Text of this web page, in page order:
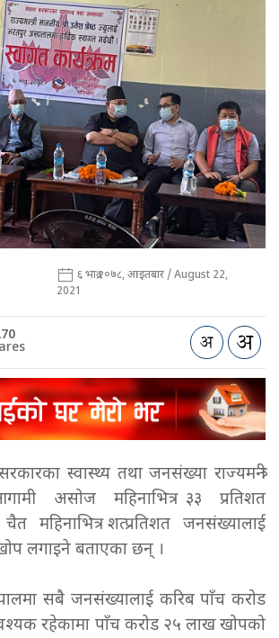
६ भाद्र २०७८, आइतबार / August 22,
2021
स्वास्थ्य तथा जनसंख्या राज्यमन्त्री
असोज महिनाभित्र ३३ प्रतिशत
महिनाभित्र शत्प्रतिशत जनसंख्यालाई
लगाइने बताएका छन् ।
नेपालमा सबै जनसंख्यालाई करिब पाँच करोड
रहेकामा पाँच करोड २५ लाख खोपको